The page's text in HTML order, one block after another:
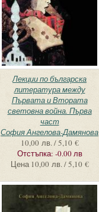
Лекции по българска
литература между
Първата и Втората
световна война. Първа
част
София Ангелова-Дамянова
10,00 лв. / 5,10 €
Отстъпка: -0.00 лв
Цена 10,00 лв. / 5,10 €